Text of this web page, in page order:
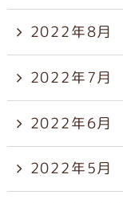
2022年8月
2022年7月
2022年6月
2022年5月